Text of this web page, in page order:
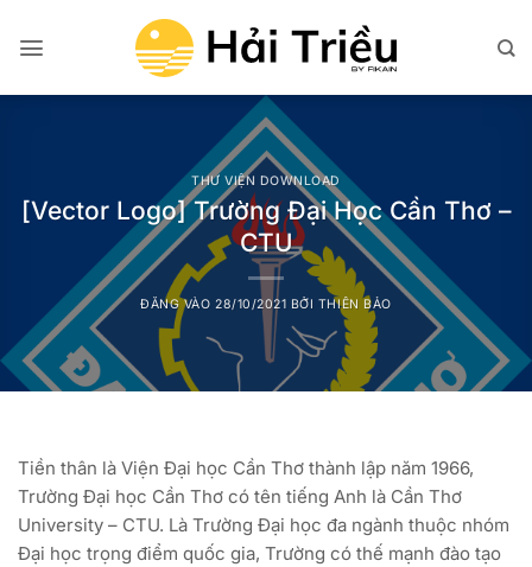
qua
dung
THƯ VIỆN DOWNLOAD
[Vector Logo] Trường Đại Học Cần Thơ –
CTU
ĐĂNG VÀO28/10/2021 BỞI THIÊN BẢO
Tiền thân là Viện Đại học Cần Thơ thành lập năm 1966,
Trường Đại học Cần Thơ có tên tiếng Anh là Cần Thơ
University – CTU. Là Trường Đại học đa ngành thuộc nhóm
Đại học trọng điểm quốc gia, Trường có thế mạnh đào tạo